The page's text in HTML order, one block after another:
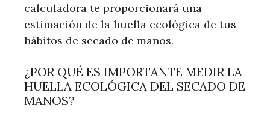
calculadora te proporcionará una
estimación de la huella ecológica de tus
hábitos de secado de manos.
¿POR QUÉ ES IMPORTANTE MEDIR LA
HUELLA ECOLÓGICA DEL SECADO DE
MANOS?